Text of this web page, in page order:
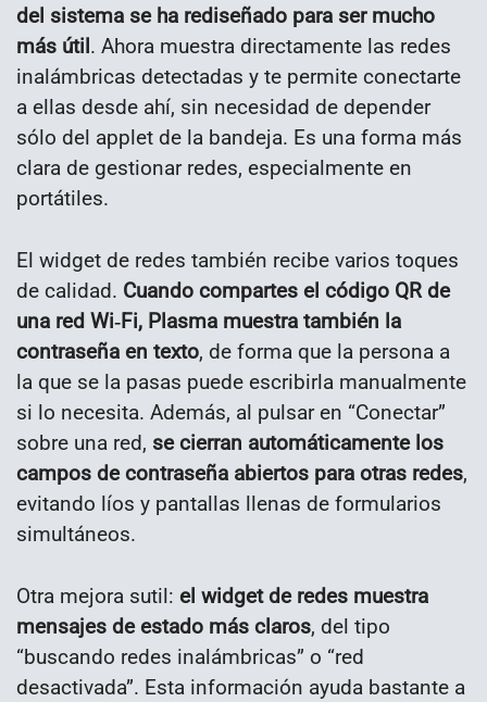
del sistema se ha rediseñado para ser mucho
más útil. Ahora muestra directamente las redes
inalámbricas detectadas y te permite conectarte
a ellas desde ahí, sin necesidad de depender
sólo del applet de la bandeja. Es una forma más
clara de gestionar redes, especialmente en
portátiles.
El widget de redes también recibe varios toques
de calidad. Cuando compartes el código QR de
una red Wi‑Fi, Plasma muestra también la
contraseña en texto, de forma que la persona a
la que se la pasas puede escribirla manualmente
si lo necesita. Además, al pulsar en “Conectar”
sobre una red, se cierran automáticamente los
campos de contraseña abiertos para otras redes,
evitando líos y pantallas llenas de formularios
simultáneos.
Otra mejora sutil: el widget de redes muestra
mensajes de estado más claros, del tipo
“buscando redes inalámbricas” o “red
desactivada”. Esta información ayuda bastante a